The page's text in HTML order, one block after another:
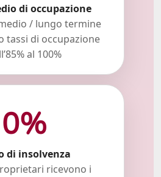
di occupazione
/ lungo termine
tassi di occupazione
al 100%
0%
di insolvenza
ricevono i